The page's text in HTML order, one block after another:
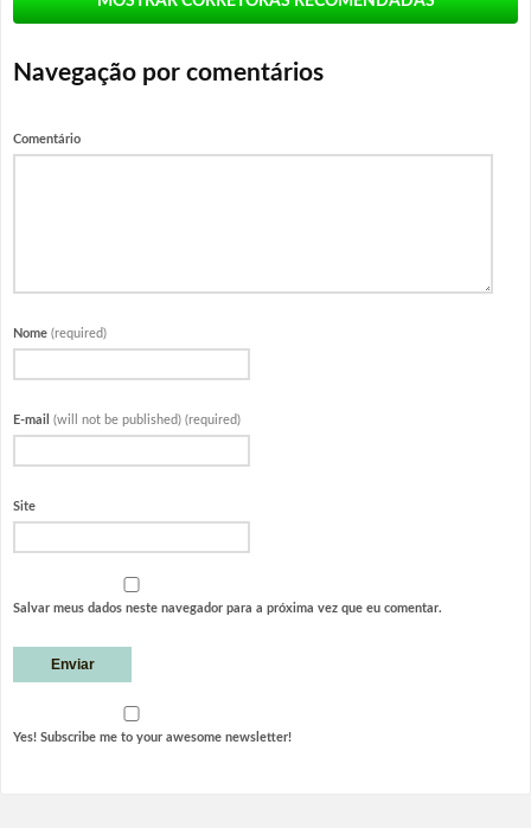
Navegação por comentários
Comentário
Nome (required)
E-mail (will not be published) (required)
Site
Salvar meus dados neste navegador para a próxima vez que eu comentar.
Yes! Subscribe me to your awesome newsletter!